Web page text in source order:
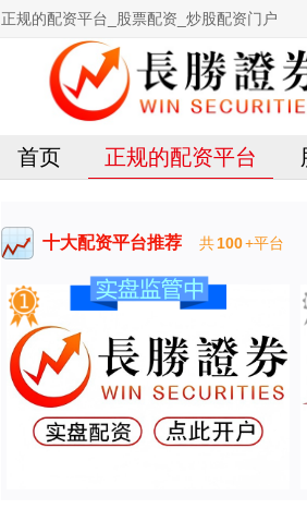
正规的配资平台_股票配资_炒股配资门户
首页 正规的配资平台
十大配资平台推荐 共100+平台